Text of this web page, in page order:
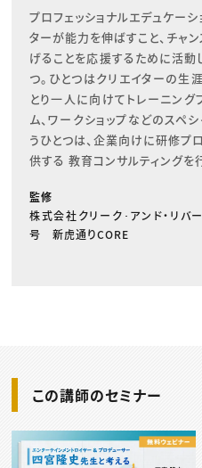
プロフェッショナルエデュケーシ
ターが能力を伸ばすこと、チャ
げることを応援するために活動
つ。ひとつはクリエイターの生
とり一人に向けてトレーニング
ム、ワークショップなどのスペ
うひとつは、企業向けに研修プ
供する 教育コンサルティングを
監修
株式会社クリーク･アンド・リ
号 新虎通りCORE
この講師のセミナー